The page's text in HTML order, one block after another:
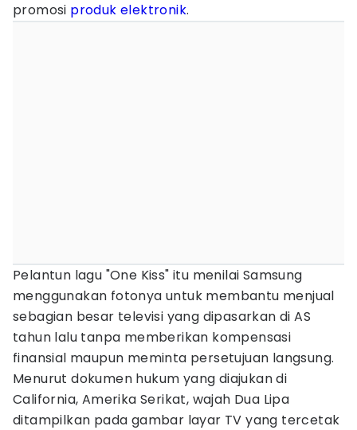
promosi produk elektronik.
Pelantun lagu "One Kiss" itu menilai Samsung
menggunakan fotonya untuk membantu menjual
sebagian besar televisi yang dipasarkan di AS
tahun lalu tanpa memberikan kompensasi
finansial maupun meminta persetujuan langsung.
Menurut dokumen hukum yang diajukan di
California, Amerika Serikat, wajah Dua Lipa
ditampilkan pada gambar layar TV yang tercetak